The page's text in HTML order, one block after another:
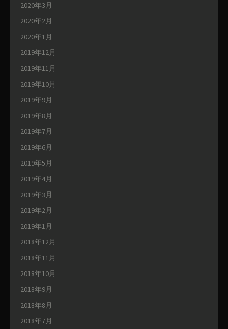
2020年3月
2020年2月
2020年1月
2019年12月
2019年11月
2019年10月
2019年9月
2019年8月
2019年7月
2019年6月
2019年5月
2019年4月
2019年3月
2019年2月
2019年1月
2018年12月
2018年11月
2018年10月
2018年9月
2018年8月
2018年7月